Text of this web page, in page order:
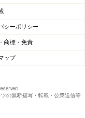
シーポリシー
商標・免責
ップ
の無断複写・転載・公衆送信等